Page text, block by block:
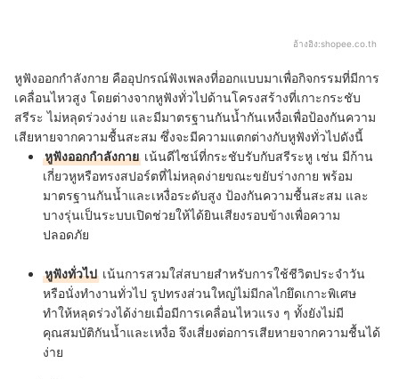
อ้างอิง:shopee.co.th
หูฟังออกกำลังกาย คืออุปกรณ์ฟังเพลงที่ออกแบบมาเพื่อกิจกรรมที่มีการ
เคลื่อนไหวสูง โดยต่างจากหูฟังทั่วไปด้านโครงสร้างที่เกาะกระชับ
สรีระ ไม่หลุดร่วงง่าย และมีมาตรฐานกันน้ำกันเหงื่อเพื่อป้องกันความ
เสียหายจากความชื้นสะสม ซึ่งจะมีความแตกต่างกับหูฟังทั่วไปดังนี้
หูฟังออกกำลังกาย เน้นดีไซน์ที่กระชับรับกับสรีระหู เช่น มีก้าน
เกี่ยวหูหรือทรงสปอร์ตที่ไม่หลุดง่ายขณะขยับร่างกาย พร้อม
มาตรฐานกันน้ำและเหงื่อระดับสูง ป้องกันความชื้นสะสม และ
บางรุ่นเป็นระบบเปิดช่วยให้ได้ยินเสียงรอบข้างเพื่อความ
ปลอดภัย
หูฟังทั่วไป เน้นการสวมใส่สบายสำหรับการใช้ชีวิตประจำวัน
หรือนั่งทำงานทั่วไป รูปทรงส่วนใหญ่ไม่มีกลไกยึดเกาะพิเศษ
ทำให้หลุดร่วงได้ง่ายเมื่อมีการเคลื่อนไหวแรง ๆ ทั้งยังไม่มี
คุณสมบัติกันน้ำและเหงื่อ จึงเสี่ยงต่อการเสียหายจากความชื้นได้
ง่าย